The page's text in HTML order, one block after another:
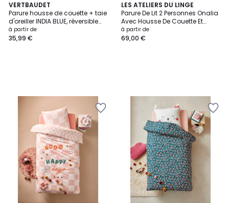
VERTBAUDET
Parure housse de couette + taie
d'oreiller INDIA BLUE, réversible
avec coton recyclé
à partir de
35,99 €
LES ATELIERS DU LINGE
Parure De Lit 2 Personnes Onalia
Avec Housse De Couette Et
Taies D'oreiller
à partir de
69,00 €